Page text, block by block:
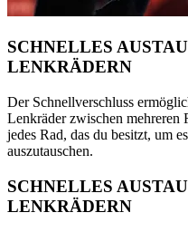
SCHNELLES
LENKRÄDERN
Der Schnellverschluss
Lenkräder zwischen mehreren
jedes Rad, das du besitzt, um
auszutauschen.
SCHNELLES
LENKRÄDERN